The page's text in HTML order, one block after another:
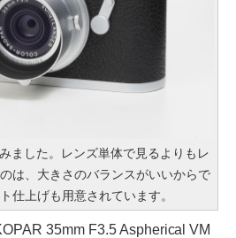
ました。レンズ単体で見るよりもレ
は、大きさのバランスがいいからで
仕上げも用意されています。
35mm F3.5 Aspherical VM